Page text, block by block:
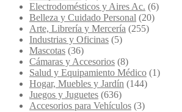
Electrodomésticos y Aires Ac. (6)
Belleza y Cuidado Personal (20)
Arte, Librería y Mercería (255)
Industrias y Oficinas (5)
Mascotas (36)
Cámaras y Accesorios (8)
Salud y Equipamiento Médico (1)
Hogar, Muebles y Jardín (144)
Juegos y Juguetes (636)
Accesorios para Vehículos (3)